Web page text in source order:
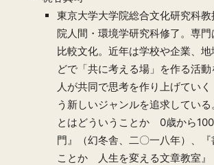
東京大学大学院総合文化研究科
院人間・環境学研究科修了。専門
比較文化。近年は学校や企業、
どで「共に考える場」を作る活
人が共同で思考を作り上げてい
う新しいジャンルを追求してい
とはどういうことか 0歳から
門』（幻冬舎、二〇一八年）、『
ことか 人生を変える文章教室』